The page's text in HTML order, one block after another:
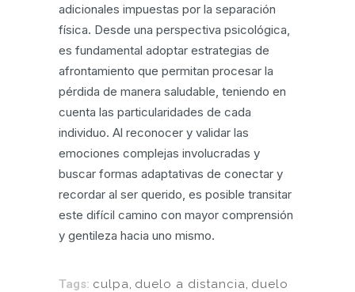
adicionales impuestas por la separación
física. Desde una perspectiva psicológica,
es fundamental adoptar estrategias de
afrontamiento que permitan procesar la
pérdida de manera saludable, teniendo en
cuenta las particularidades de cada
individuo. Al reconocer y validar las
emociones complejas involucradas y
buscar formas adaptativas de conectar y
recordar al ser querido, es posible transitar
este difícil camino con mayor comprensión
y gentileza hacia uno mismo.
Tags: culpa, duelo a distancia, duelo